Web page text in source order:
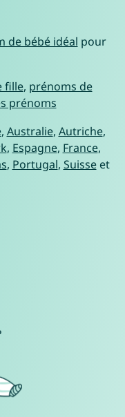
de bébé idéal pour
fille, prénoms de
prénoms
, Australie, Autriche,
, Espagne, France,
, Portugal, Suisseet